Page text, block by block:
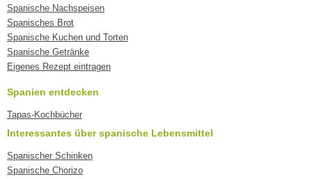
Spanische Nachspeisen
Spanisches Brot
Spanische Kuchen und Torten
Spanische Getränke
Eigenes Rezept eintragen
Spanien entdecken
Tapas-Kochbücher
Interessantes über spanische Lebensmittel
Spanischer Schinken
Spanische Chorizo